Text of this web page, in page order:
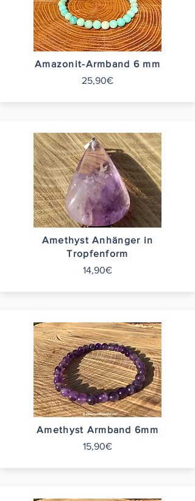
Amazonit-Armband 6 mm
25,90€
Amethyst Anhänger in
Tropfenform
14,90€
Amethyst Armband 6mm
15,90€